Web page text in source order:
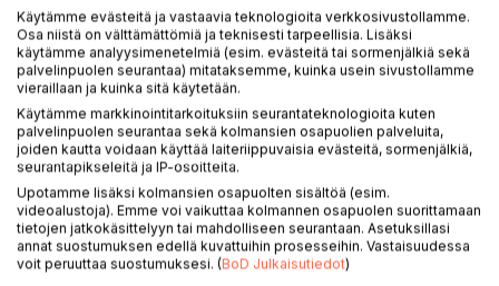
KUVAUS
Vuonna 1881 ilmestynyt Aamurusko aloittaa Friedrich
Nietzschen sotaretken moraalia vastaan. Se ei silti
haiskahda hiukkaakaan ruudilta, ei siitäkään huolimatta, että
vanhana tykkimiehenä Nietzsche osaa keskittää
kohteeseensa raskastakin tulta. Ajatukset putoilevat kirjan
sivuilta kuin viikunat puista, ne ovat hyviä ja makeita.
Pohjatuuli tämä kirja on kypsille viikunoille! Rantakivikossa
jumalallinen lisko pyytää kultaisia vonkaleita, ne välkehtivät
aamuauringon kilossa ja värisevät lempeästi nahkaansa
Käytämme evästeitä ja vastaavia teknologioita verkkosivustollamme.
Osa niistä on välttämättömiä ja teknisesti tarpeellisia. Lisäksi
käytämme analyysimenetelmiä (esim. evästeitä tai sormenjälkiä sekä
palvelinpuolen seurantaa) mitataksemme, kuinka usein sivustollamme
vieraillaan ja kuinka sitä käytetään.
Käytämme markkinointitarkoituksiin seurantateknologioita kuten
palvelinpuolen seurantaa sekä kolmansien osapuolien palveluita,
joiden kautta voidaan käyttää laiteriippuvaisia evästeitä, sormenjälkiä,
seurantapikseleitä ja IP-osoitteita.
Upotamme lisäksi kolmansien osapuolten sisältöä (esim.
videoalustoja). Emme voi vaikuttaa kolmannen osapuolen suorittamaan
tietojen jatkokäsittelyyn tai mahdolliseen seurantaan. Asetuksillasi
annat suostumuksen edellä kuvattuihin prosesseihin. Vastaisuudessa
voit peruuttaa suostumuksesi. (BoD Julkaisutiedot)